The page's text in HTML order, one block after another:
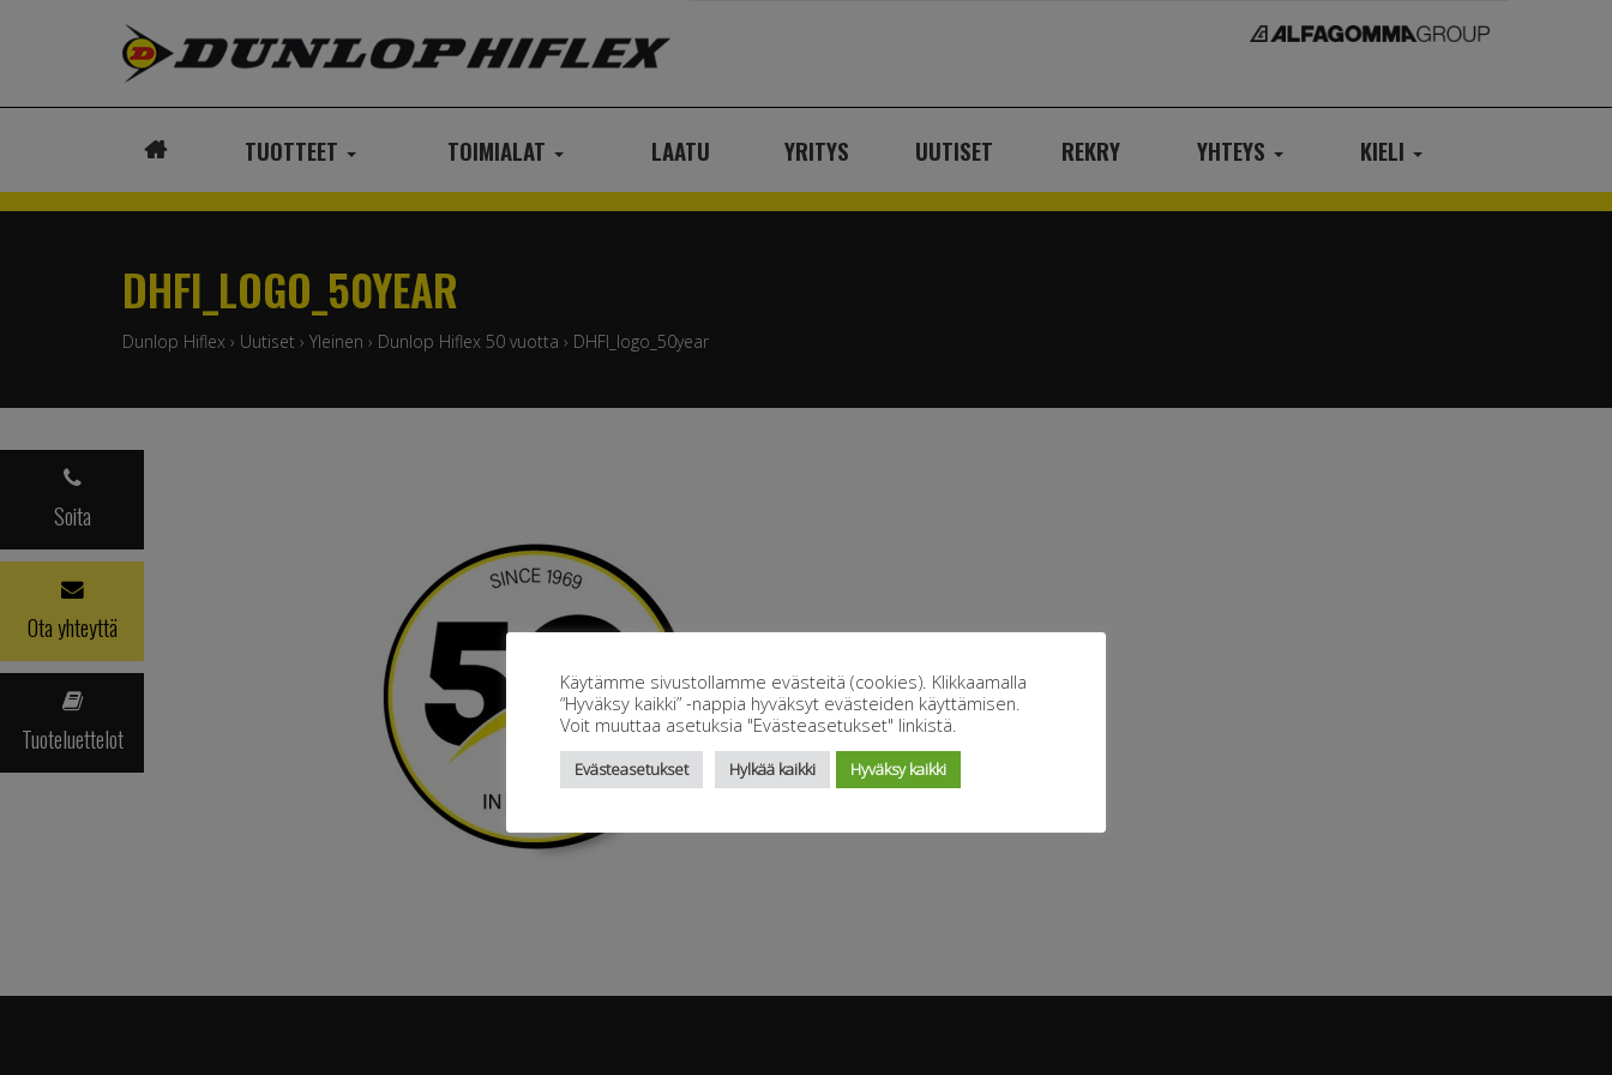
TUOTTEET TOIMIALAT LAATU YRITYS UUTISET REKRY YHTEYS KIELI
Soita
Ota yhteyttä
Tuoteluettelot
DHFI_LOGO_50YEAR
Dunlop Hiflex › Uutiset › Yleinen › Dunlop Hiflex 50 vuotta › DHFI_logo_50year
Käytämme sivustollamme evästeitä (cookies). Klikkaamalla
“Hyväksy kaikki” -nappia hyväksyt evästeiden käyttämisen.
Voit muuttaa asetuksia "Evästeasetukset" linkistä.
Evästeasetukset Hylkää kaikki Hyväksy kaikki